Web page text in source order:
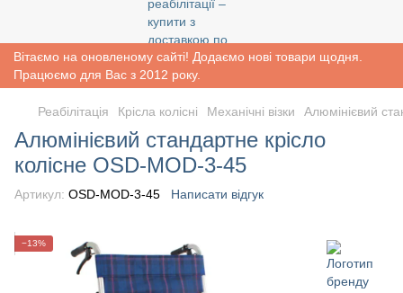
Вітаємо на оновленому сайті! Додаємо нові товари щодня.
Працюємо для Вас з 2012 року.
Реабiлiтацiя Крісла колісні Механічні візки Алюмінієвий
Алюмінієвий стандартне крісло
колісне OSD-MOD-3-45
Артикул: OSD-MOD-3-45 Написати відгук
−13%